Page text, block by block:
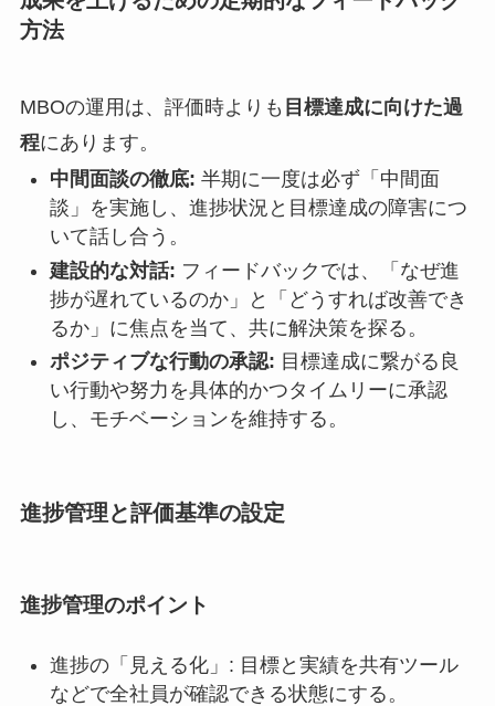
方法
MBOの運用は、評価時よりも 目標達成に向けた過
程にあります。
中間面談の徹底: 半期に一度は必ず「中間面
談」を実施し、進捗状況と目標達成の障害につ
いて話し合う。
建設的な対話: フィードバックでは、「なぜ進
捗が遅れているのか」と「どうすれば改善でき
るか」に焦点を当て、共に解決策を探る。
ポジティブな行動の承認: 目標達成に繋がる良
い行動や努力を具体的かつタイムリーに承認
し、モチベーションを維持する。
進捗管理と評価基準の設定
進捗管理のポイント
進捗の「見える化」: 目標と実績を共有ツール
などで全社員が確認できる状態にする。